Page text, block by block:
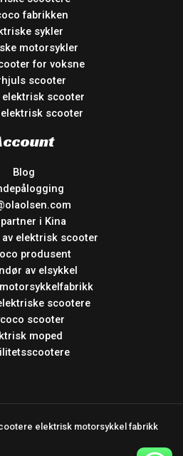
fabrikken
sykler
motorsykler
for voksne
scooter
scooter
scooter
Blog
i Kina
elektrisk scooter
produsent
av elsykkel
scootere
scooter
moped
elektrisk motorsykkel fabrikk